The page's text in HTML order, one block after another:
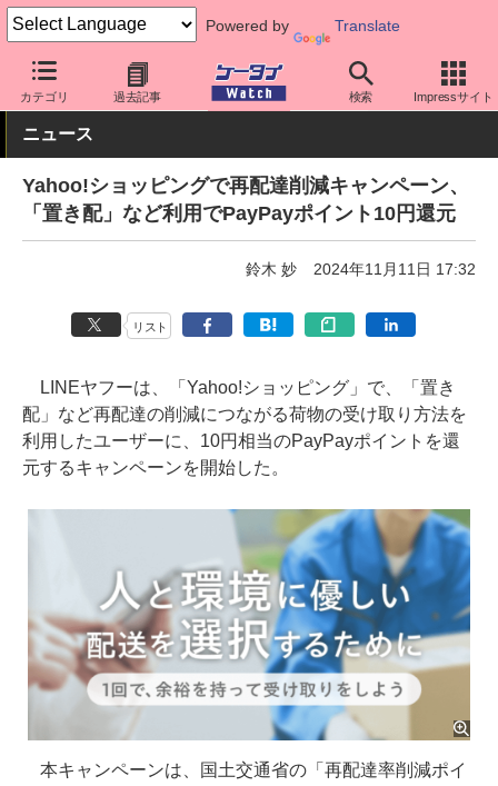
Powered by Translate
カテゴリ 過去記事 検索 Impressサイト
ケータイ Watch アプリ・サービス 決済/金融
ニュース
Yahoo!ショッピングで再配達削減キャンペーン、
「置き配」など利用でPayPayポイント10円還元
鈴木 妙 2024年11月11日 17:32
リスト
LINEヤフーは、「Yahoo!ショッピング」で、「置き
配」など再配達の削減につながる荷物の受け取り方法を
利用したユーザーに、10円相当のPayPayポイントを還
元するキャンペーンを開始した。
本キャンペーンは、国土交通省の「再配達率削減ポイ